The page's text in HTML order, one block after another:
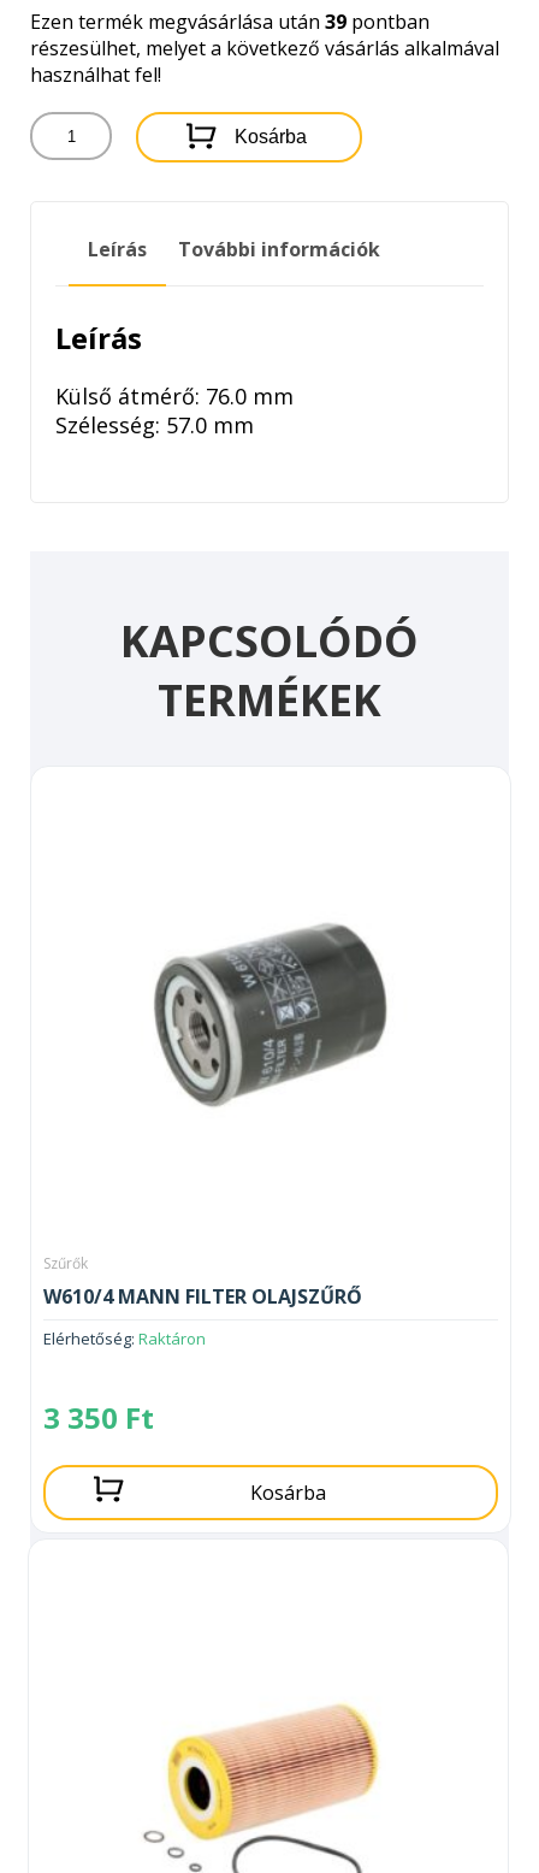
Ezen termék megvásárlása után 39 pontban
részesülhet, melyet a következő vásárlás alkalmával
használhat fel!
HF165
HIFLOFILTRO
Kosárba
Leírás További információk
Leírás
Külső átmérő: 76.0 mm
Szélesség: 57.0 mm
KAPCSOLÓDÓ
TERMÉKEK
Szűrők
W610/4 MANN FILTER OLAJSZŰRŐ
Elérhetőség: Raktáron
3 350 Ft
Kosárba